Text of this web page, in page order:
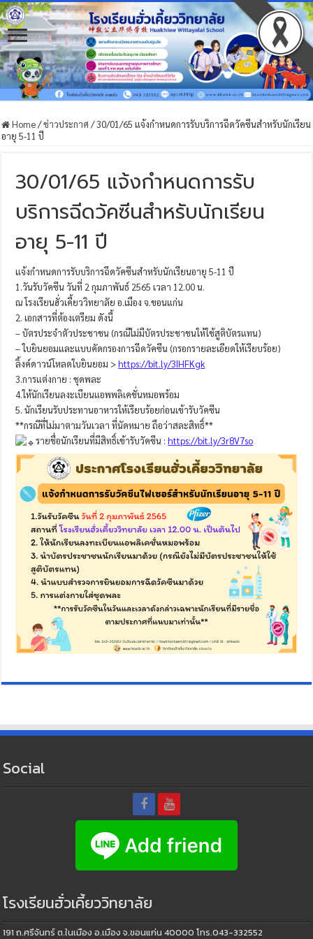
Home/ข่าวประกาศ /30/01/65 แจ้งกำหนดการรับบริการฉีดวัคซีนสำหรับนักเรียน
อายุ 5-11 ปี
30/01/65 แจ้งกำหนดการรับ
บริการฉีดวัคซีนสำหรับนักเรียน
อายุ 5-11 ปี
แจ้งกำหนดการรับบริการฉีดวัคซีนสำหรับนักเรียนอายุ 5-11 ปี
1.วันรับวัคซีน วันที่ 2 กุมภาพันธ์ 2565 เวลา 12.00 น.
ณ โรงเรียนฮั่วเคี้ยววิทยาลัย อ.เมือง จ.ขอนแก่น
2. เอกสารที่ต้องเตรียม ดังนี้
– บัตรประจำตัวประชาชน (กรณีไม่มีบัตรประชาชนให้ใช้สูติบัตรแทน)
– ใบยินยอมและแบบคัดกรองการฉีดวัคซีน (กรอกรายละเอียดให้เรียบร้อย)
ลิ้งค์ดาวน์โหลดใบยินยอม >https://bit.ly/3IHFKgk
3.การแต่งกาย : ชุดพละ
4.ให้นักเรียนลงะเบียนแอพพลิเคชั่นหมอพร้อม
5. นักเรียนรับประทานอาหารให้เรียบร้อยก่อนเข้ารับวัคซีน
**กรณีที่ไม่มาตามวันเวลา ที่นัดหมาย ถือว่าสละสิทธิ์**
รายชื่อนักเรียนที่มีสิทธิ์เข้ารับวัคซีน :https://bit.ly/3r8V7so
Social
โรงเรียนฮั่วเคี้ยววิทยาลัย
191 ถ.ศรีจันทร์ ต.ในเมือง อ.เมือง จ.ขอนแก่น 40000 โทร.043-332552